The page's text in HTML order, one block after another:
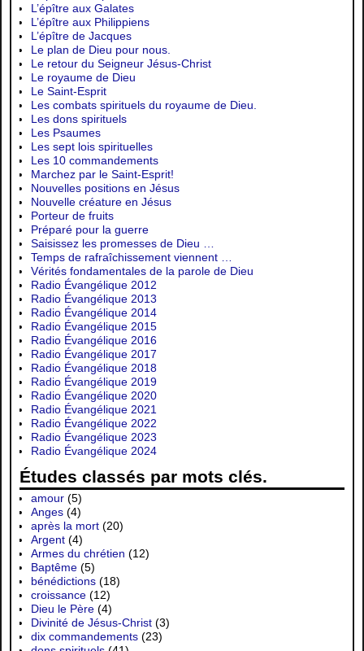
L’épître aux Galates
L’épître aux Philippiens
L’épître de Jacques
Le plan de Dieu pour nous.
Le retour du Seigneur Jésus-Christ
Le royaume de Dieu
Le Saint-Esprit
Les combats spirituels du royaume de Dieu.
Les dons spirituels
Les Psaumes
Les sept lois spirituelles
Les 10 commandements
Marchez par le Saint-Esprit!
Nouvelles positions en Jésus
Nouvelle créature en Jésus
Porteur de fruits
Préparé pour la guerre
Saisissez les promesses de Dieu …
Temps de rafraîchissement viennent …
Vérités fondamentales de la parole de Dieu
Radio Évangélique 2012
Radio Évangélique 2013
Radio Évangélique 2014
Radio Évangélique 2015
Radio Évangélique 2016
Radio Évangélique 2017
Radio Évangélique 2018
Radio Évangélique 2019
Radio Évangélique 2020
Radio Évangélique 2021
Radio Évangélique 2022
Radio Évangélique 2023
Radio Évangélique 2024
Études classés par mots clés.
amour (5)
Anges (4)
après la mort (20)
Argent (4)
Armes du chrétien (12)
Baptême (5)
bénédictions (18)
croissance (12)
Dieu le Père (4)
Divinité de Jésus-Christ (3)
dix commandements (23)